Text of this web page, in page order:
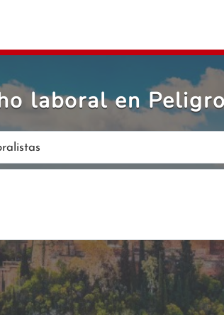
laboral en